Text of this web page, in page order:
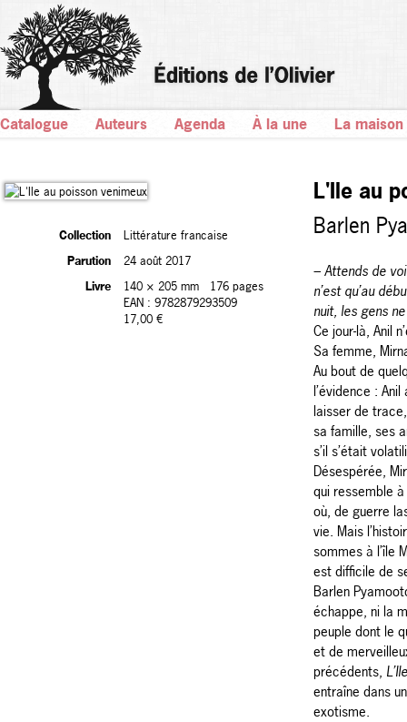
Catalogue Auteurs Agenda À la une La maison
Collection
Littérature francaise
Parution
24 août 2017
Livre
140 × 205 mm
176 pages
EAN : 9782879293509
17,00 €
L'Ile au
Barlen
– Attends de
n’est qu’au
nuit, les gens
Ce jour-là, Anil
Sa femme,
Au bout de
l’évidence :
laisser de
sa famille, ses
s’il s’était
Désespérée,
qui ressemble à
où, de guerre
vie. Mais
sommes à l’île
est difficile de
Barlen
échappe, ni la
peuple dont le
et de
précédents,
entraîne dans
exotisme.